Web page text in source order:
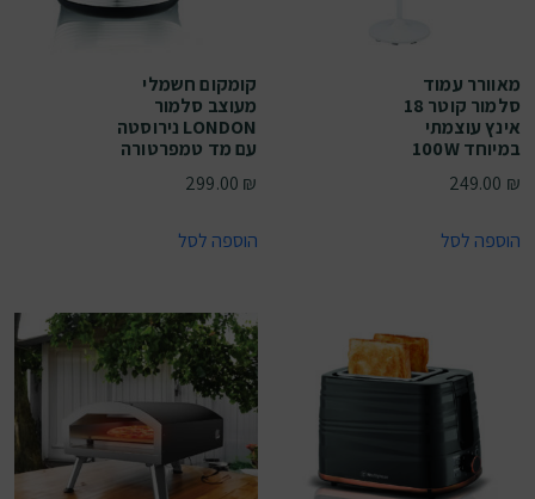
מאוורר עמוד
סלמור קוטר 18
אינץ עוצמתי
במיוחד 100W
249.00 ₪
הוספה לסל
קומקום חשמלי
מעוצב סלמור
LONDON נירוסטה
עם מד טמפרטורה
299.00 ₪
הוספה לסל